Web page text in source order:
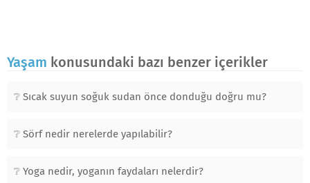
Yaşam konusundaki bazı benzer içerikler
Sıcak suyun soğuk sudan önce donduğu doğru mu?
Sörf nedir nerelerde yapılabilir?
Yoga nedir, yoganın faydaları nelerdir?